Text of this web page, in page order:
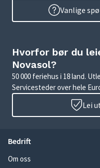
Vanlige
Hvorfor bør du
Novasol?
50 000 feriehus i 18 land.
Servicesteder over hele
Lei
Bedrift
Om oss